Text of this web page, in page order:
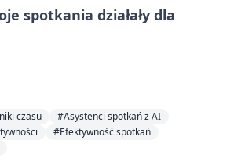
spotkania działały dla
czasu
#Asystenci spotkań z AI
#Efektywność spotkań